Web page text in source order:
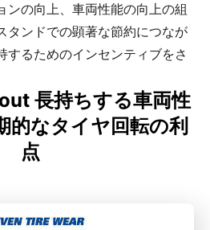
ンの向上、車両性能の向上の組
タンドでの顕著な節約につなが
するためのインセンティブをさ
長持ちする車両性
的なタイヤ回転の利
点